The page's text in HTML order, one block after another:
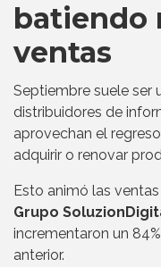
batiendo
ventas
Septiembre suele ser
distribuidores de
aprovechan el
adquirir o renovar
Esto animó las
Grupo
incrementaron un
anterior.